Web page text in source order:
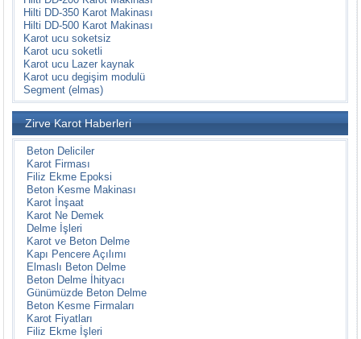
Hilti DD-350 Karot Makinası
Hilti DD-500 Karot Makinası
Karot ucu soketsiz
Karot ucu soketli
Karot ucu Lazer kaynak
Karot ucu degişim modulü
Segment (elmas)
Zirve Karot Haberleri
Beton Deliciler
Karot Firması
Filiz Ekme Epoksi
Beton Kesme Makinası
Karot İnşaat
Karot Ne Demek
Delme İşleri
Karot ve Beton Delme
Kapı Pencere Açılımı
Elmaslı Beton Delme
Beton Delme İhityacı
Günümüzde Beton Delme
Beton Kesme Firmaları
Karot Fiyatları
Filiz Ekme İşleri